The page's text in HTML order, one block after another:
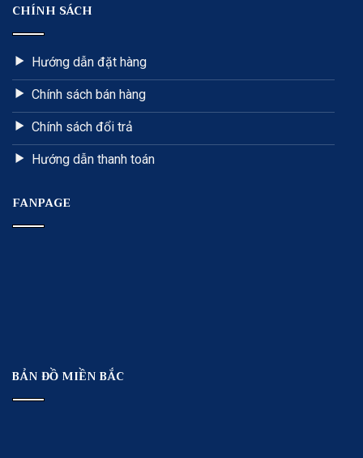
CHÍNH SÁCH
Hướng dẫn đặt hàng
Chính sách bán hàng
Chính sách đổi trả
Hướng dẫn thanh toán
FANPAGE
BẢN ĐỒ MIỀN BẮC